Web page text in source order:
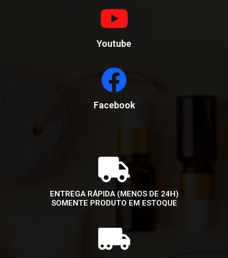
Youtube
Facebook
ENTREGA RÁPIDA (MENOS DE 24H)
SOMENTE PRODUTO EM ESTOQUE